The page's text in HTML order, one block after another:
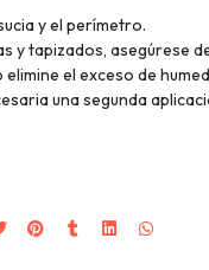
y el perímetro.
y tapizados, asegúrese
elimine el exceso de
una segunda